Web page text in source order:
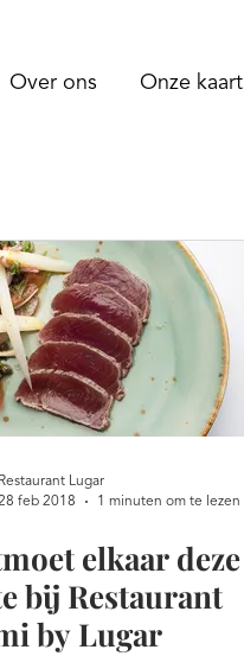
Over ons Onze kaart
Restaurant Lugar
feb 2018
1 minuten om te lezen
elkaar deze
bij Restaurant
by Lugar